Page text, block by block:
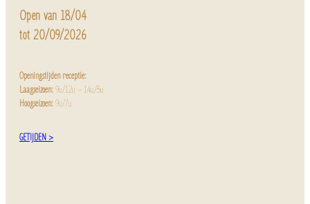
Open van 18/04
tot 20/09/2026
Openingstijden receptie:
Laagseizoen:9u/12u – 14u/5u
Hoogseizoen:9u/7u
GETIJDEN >